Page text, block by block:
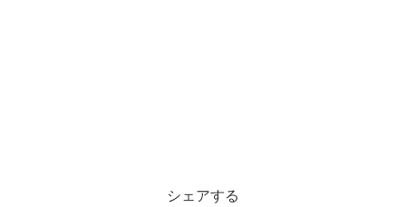
シェアする